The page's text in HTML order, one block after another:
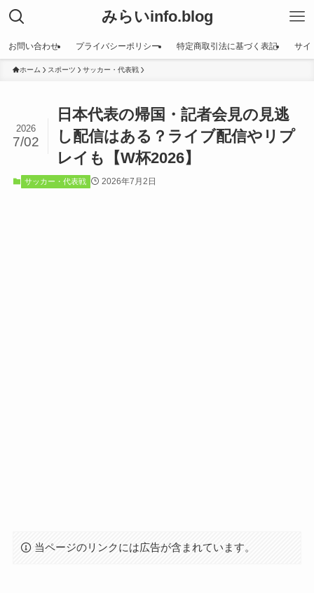
みらいinfo.blog
お問い合わせ プライバシーポリシー 特定商取引法に基づく表記 サイ
ホーム スポーツ サッカー・代表戦
日本代表の帰国・記者会見の見逃
し配信はある？ライブ配信やリプ
レイも【W杯2026】
2026
7/02
サッカー・代表戦 2026年7月2日
当ページのリンクには広告が含まれています。